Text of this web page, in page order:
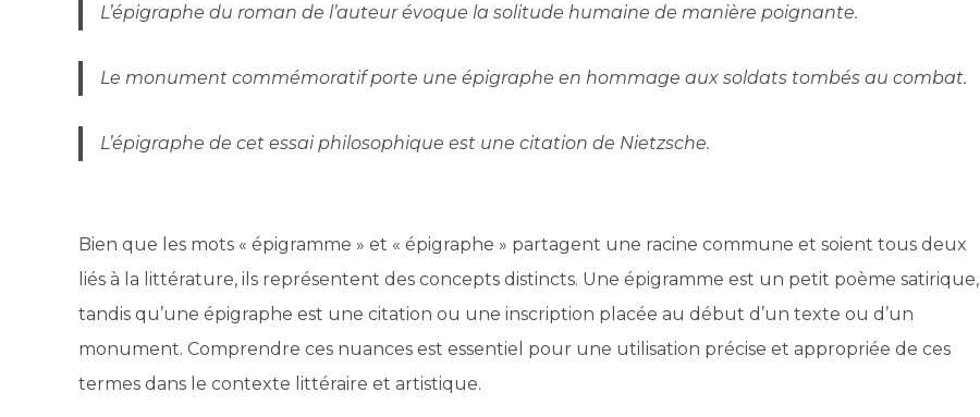
L’épigraphe du roman de l’auteur évoque la solitude humaine de manière poignante.
Le monument commémoratif porte une épigraphe en hommage aux soldats tombés au combat.
L’épigraphe de cet essai philosophique est une citation de Nietzsche.
Bien que les mots « épigramme » et « épigraphe » partagent une racine commune et soient tous deux
liés à la littérature, ils représentent des concepts distincts. Une épigramme est un petit poème satirique,
tandis qu’une épigraphe est une citation ou une inscription placée au début d’un texte ou d’un
monument. Comprendre ces nuances est essentiel pour une utilisation précise et appropriée de ces
termes dans le contexte littéraire et artistique.